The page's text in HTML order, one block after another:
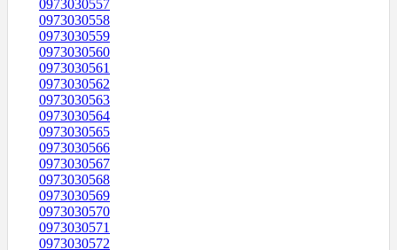
0973030557
0973030558
0973030559
0973030560
0973030561
0973030562
0973030563
0973030564
0973030565
0973030566
0973030567
0973030568
0973030569
0973030570
0973030571
0973030572